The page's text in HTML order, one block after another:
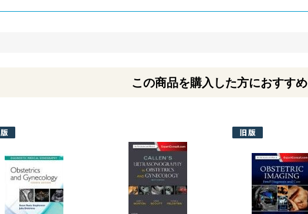
この商品を購入した方におすすめ